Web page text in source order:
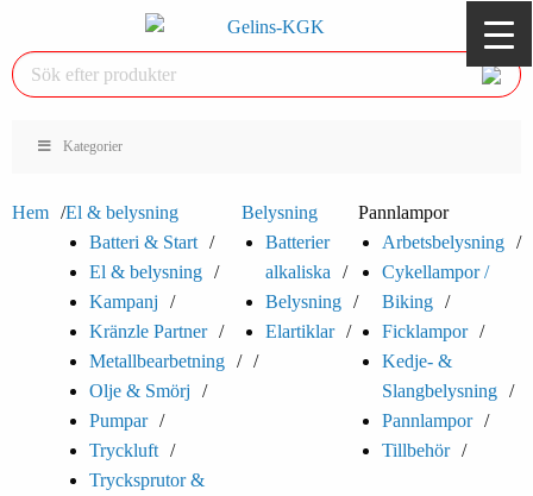
Kategorier
Hem
El & belysning
Batteri & Start
El & belysning
Kampanj
Kränzle Partner
Metallbearbetning
Olje & Smörj
Pumpar
Tryckluft
Trycksprutor &
Belysning
Batterier
alkaliska
Belysning
Elartiklar
Pannlampor
Arbetsbelysning
Cykellampor /
Biking
Ficklampor
Kedje- &
Slangbelysning
Pannlampor
Tillbehör